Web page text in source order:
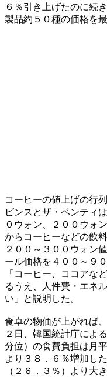
６％引き上げたのに続
製品約５０種の価格を
コーヒーの値上げの行
ビンスとザ・ベンティ
０ウォン、２００ウォ
からコーヒーなどの飲
２００～３００ウォン
ール価格を４００～９
「コーヒー、ココアな
るうえ、人件費・エネ
い」と説明した。
食卓の物価が上がれば
２日、韓国統計庁によ
分位）の食費負担は月
より３８．６％増加し
（２６．３％）より大